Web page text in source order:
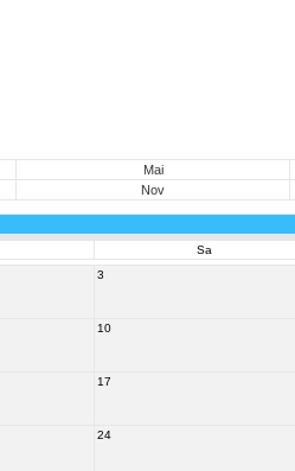
Mai
Nov
Sa
3
10
17
24